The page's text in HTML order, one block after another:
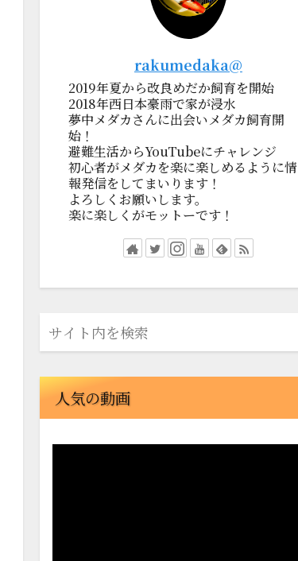
rakumedaka@
2019年夏から改良めだか飼育を開始
2018年西日本豪雨で家が浸水
夢中メダカさんに出会いメダカ飼育開
始！
避難生活からYouTubeにチャレンジ
初心者がメダカを楽に楽しめるように情
報発信をしてまいります！
よろしくお願いします。
楽に楽しくがモットーです！
人気の動画